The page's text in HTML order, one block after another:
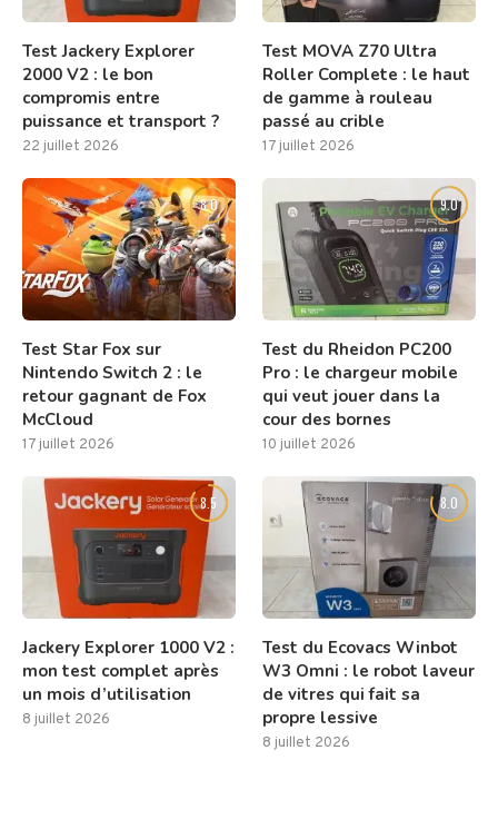
Test Jackery Explorer
2000 V2 : le bon
compromis entre
puissance et transport ?
22 juillet 2026
Test MOVA Z70 Ultra
Roller Complete : le haut
de gamme à rouleau
passé au crible
17 juillet 2026
8.0
Test Star Fox sur
Nintendo Switch 2 : le
retour gagnant de Fox
McCloud
17 juillet 2026
9.0
Test du Rheidon PC200
Pro : le chargeur mobile
qui veut jouer dans la
cour des bornes
10 juillet 2026
8.5
Jackery Explorer 1000 V2 :
mon test complet après
un mois d’utilisation
8 juillet 2026
8.0
Test du Ecovacs Winbot
W3 Omni : le robot laveur
de vitres qui fait sa
propre lessive
8 juillet 2026